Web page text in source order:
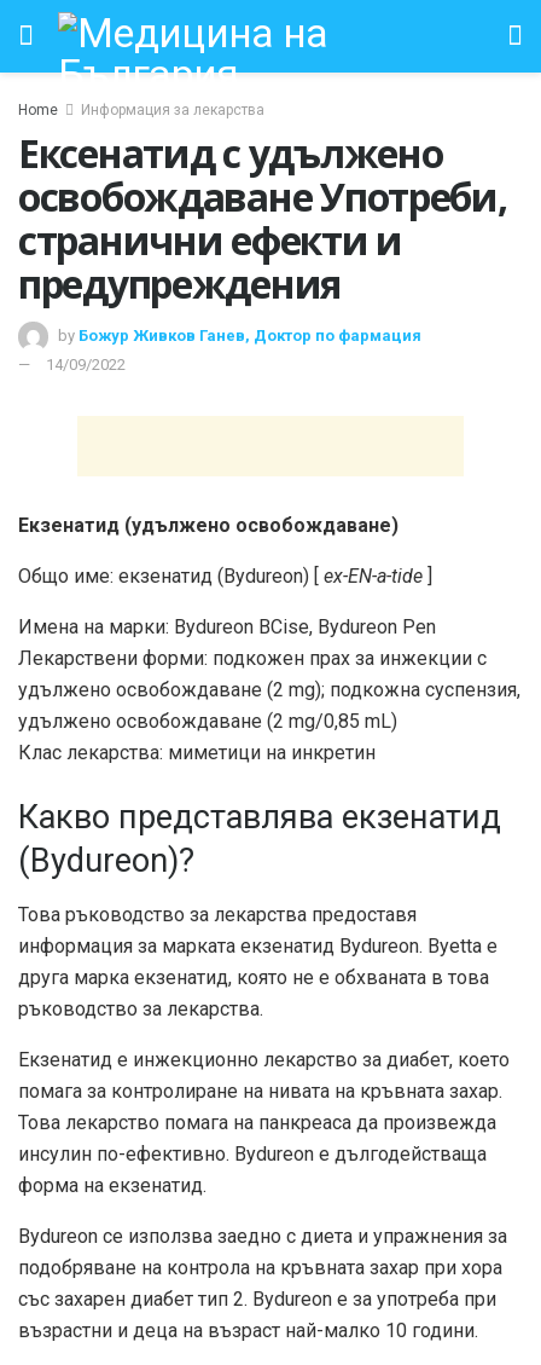
Home Информация за лекарства
Ексенатид с удължено
освобождаване Употреби,
странични ефекти и
предупреждения
by Божур Живков Ганев, Доктор по фармация
14/09/2022
Екзенатид (удължено освобождаване)
Общо име: екзенатид (Bydureon) [ ex-EN-a-tide ]
Имена на марки: Bydureon BCise, Bydureon Pen
Лекарствени форми: подкожен прах за инжекции с
удължено освобождаване (2 mg); подкожна суспензия,
удължено освобождаване (2 mg/0,85 mL)
Клас лекарства: миметици на инкретин
Какво представлява екзенатид
(Bydureon)?
Това ръководство за лекарства предоставя
информация за марката екзенатид Bydureon. Byetta е
друга марка екзенатид, която не е обхваната в това
ръководство за лекарства.
Екзенатид е инжекционно лекарство за диабет, което
помага за контролиране на нивата на кръвната захар.
Това лекарство помага на панкреаса да произвежда
инсулин по-ефективно. Bydureon е дългодействаща
форма на екзенатид.
Bydureon се използва заедно с диета и упражнения за
подобряване на контрола на кръвната захар при хора
със захарен диабет тип 2. Bydureon е за употреба при
възрастни и деца на възраст най-малко 10 години.